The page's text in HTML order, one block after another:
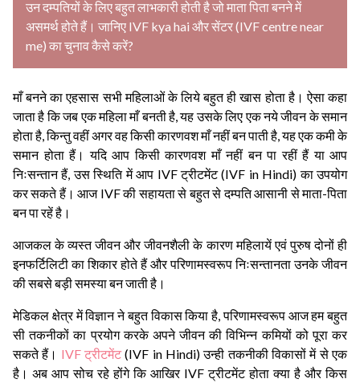
उन दम्पतियों के लिए बहुत लाभकारी होती है जो माता पिता बनने में
असमर्थ होते हैं। जानिए IVF kya hai और सेंटर (IVF centre near
me) का चुनाव कैसे करें?
माँ बनने का एहसास सभी महिलाओं के लिये बहुत ही खास होता है। ऐसा कहा
जाता है कि जब एक महिला माँ बनती है, यह उसके लिए एक नये जीवन के समान
होता है, किन्तु वहीं अगर वह किसी कारणवश माँ नहीं बन पाती है, यह एक कमी के
समान होता हैं। यदि आप किसी कारणवश माँ नहीं बन पा रहीं हैं या आप
निःसन्तान हैं, उस स्थिति में आप IVF ट्रीटमेंट (IVF in Hindi) का उपयोग
कर सकते हैं। आज IVF की सहायता से बहुत से दम्पति आसानी से माता-पिता
बन पा रहें है।
आजकल के व्यस्त जीवन और जीवनशैली के कारण महिलायें एवं पुरुष दोनों ही
इनफर्टिलिटी का शिकार होते हैं और परिणामस्वरूप निःसन्तानता उनके जीवन
की सबसे बड़ी समस्या बन जाती है।
मेडिकल क्षेत्र में विज्ञान ने बहुत विकास किया है, परिणामस्वरूप आज हम बहुत
सी तकनीकों का प्रयोग करके अपने जीवन की विभिन्न कमियों को पूरा कर
सकते हैं। IVF ट्रीटमेंट(IVF in Hindi) उन्ही तकनीकी विकासों में से एक
है। अब आप सोच रहे होंगे कि आखिर IVF ट्रीटमेंट होता क्या है और किस